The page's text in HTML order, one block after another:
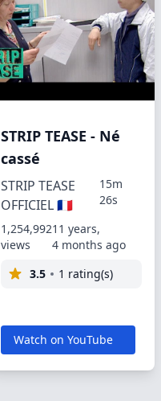
STRIP TEASE - Né
cassé
STRIP TEASE
OFFICIEL 🇫🇷
15m
26s
1,254,992
views
11 years,
4 months ago
3.5
1 rating(s)
Watch on YouTube